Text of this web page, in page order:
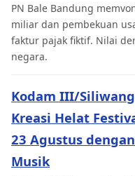
PN Bale Bandung
miliar dan pembekuan
faktur pajak fiktif. Nilai
negara.
Kodam III/
Kreasi Helat
23 Agustus
Musik